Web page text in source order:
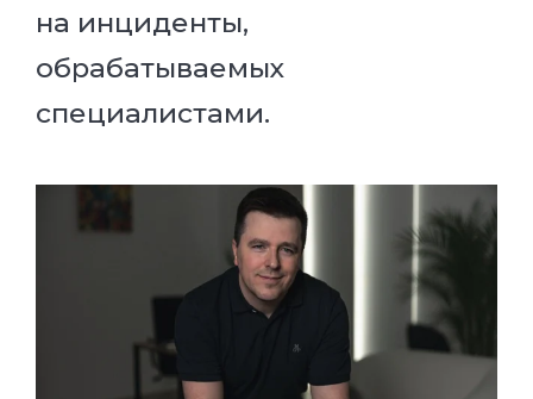
на инциденты,
обрабатываемых
специалистами.